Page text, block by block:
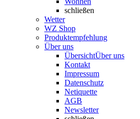
schließen
Wetter
WZ Shop
Produktempfehlung
Über uns
ÜbersichtÜber uns
Kontakt
Impressum
Datenschutz
Netiquette
AGB
Newsletter